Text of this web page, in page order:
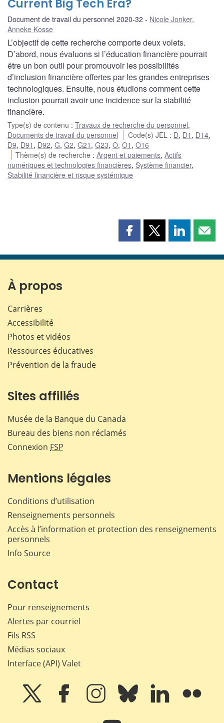
Current Big Tech Era?
Document de travail du personnel 2020-32 Nicole Jonker,
Anneke Kosse
L’objectif de cette recherche comporte deux volets.
D’abord, nous évaluons si l’éducation financière pourrait
être un bon outil pour promouvoir les possibilités
d’inclusion financière offertes par les grandes entreprises
technologiques. Ensuite, nous étudions comment cette
inclusion pourrait avoir une incidence sur la stabilité
financière.
Type(s) de contenu : Travaux de recherche du personnel,
Documents de travail du personnel
Code(s) JEL : D, D1 , D14,
D9, D91 , D92, G, G2, G21 , G23, O, O1 , O16
Thème(s) de recherche :Argent et paiements,Actifs
numériques et technologies financières, Système financier,
Stabilité financière et risque systémique
Partager
page
Partager
page
Partager
page page
À propos
Carrières
Accessibilité
Photos et vidéos
Ressources éducatives
Prévention de la fraude
Sites affiliés
Musée de la Banque du Canada
Bureau des biens non réclamés
Connexion FSP
Mentions légales
Conditions d’utilisation
Renseignements personnels
Accès à l’information et protection des renseignements
personnels
Info Source
Contact
Pour renseignements
Alertes par courriel
Fils RSS
Médias sociaux
Interface (API) Valet